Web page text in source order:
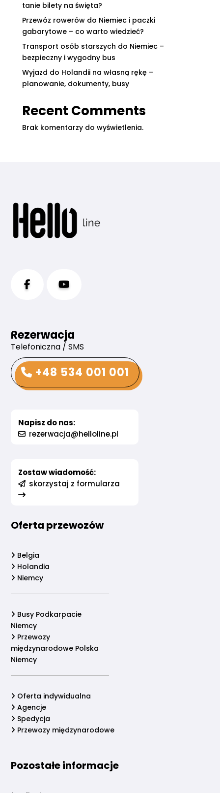
tanie bilety na święta?
Przewóz rowerów do Niemiec i paczki
gabarytowe – co warto wiedzieć?
Transport osób starszych do Niemiec –
bezpieczny i wygodny bus
Wyjazd do Holandii na własną rękę –
planowanie, dokumenty, busy
Recent Comments
Brak komentarzy do wyświetlenia.
Rezerwacja
Telefoniczna / SMS
+48 534 001 001
Napisz do nas:
rezerwacja@helloline.pl
Zostaw wiadomość:
skorzystaj z formularza
Oferta przewozów
Belgia
Holandia
Niemcy
Busy Podkarpacie
Niemcy
Przewozy
międzynarodowe Polska
Niemcy
Oferta indywidualna
Agencje
Spedycja
Przewozy międzynarodowe
Pozostałe informacje